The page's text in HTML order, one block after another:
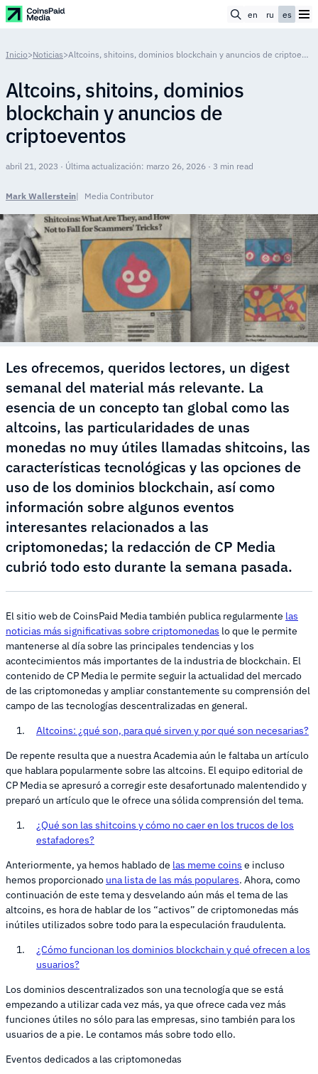
en ru es
Inicio>Noticias> Altcoins, shitoins, dominios blockchain y anuncios de criptoeventos
Altcoins, shitoins, dominios
blockchain y anuncios de
criptoeventos
abril 21, 2023 · Última actualización: marzo 26, 2026 · 3 min read
Mark Wallerstein Media Contributor
Les ofrecemos, queridos lectores, un digest
semanal del material más relevante. La
esencia de un concepto tan global como las
altcoins, las particularidades de unas
monedas no muy útiles llamadas shitcoins, las
características tecnológicas y las opciones de
uso de los dominios blockchain, así como
información sobre algunos eventos
interesantes relacionados a las
criptomonedas; la redacción de CP Media
cubrió todo esto durante la semana pasada.
El sitio web de CoinsPaid Media también publica regularmente las
noticias más significativas sobre criptomonedas lo que le permite
mantenerse al día sobre las principales tendencias y los
acontecimientos más importantes de la industria de blockchain. El
contenido de CP Media le permite seguir la actualidad del mercado
de las criptomonedas y ampliar constantemente su comprensión del
campo de las tecnologías descentralizadas en general.
Altcoins: ¿qué son, para qué sirven y por qué son necesarias?
De repente resulta que a nuestra Academia aún le faltaba un artículo
que hablara popularmente sobre las altcoins. El equipo editorial de
CP Media se apresuró a corregir este desafortunado malentendido y
preparó un artículo que le ofrece una sólida comprensión del tema.
¿Qué son las shitcoins y cómo no caer en los trucos de los
estafadores?
Anteriormente, ya hemos hablado de las meme coins e incluso
hemos proporcionado una lista de las más populares. Ahora, como
continuación de este tema y desvelando aún más el tema de las
altcoins, es hora de hablar de los “activos” de criptomonedas más
inútiles utilizados sobre todo para la especulación fraudulenta.
¿Cómo funcionan los dominios blockchain y qué ofrecen a los
usuarios?
Los dominios descentralizados son una tecnología que se está
empezando a utilizar cada vez más, ya que ofrece cada vez más
funciones útiles no sólo para las empresas, sino también para los
usuarios de a pie. Le contamos más sobre todo ello.
Eventos dedicados a las criptomonedas